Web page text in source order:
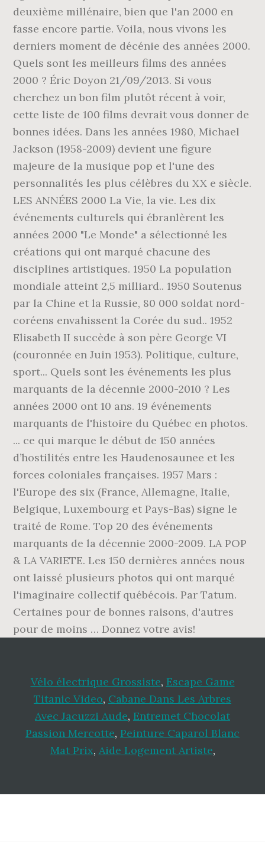
deuxième millénaire, bien que l'an 2000 en
fasse encore partie. Voila, nous vivons les
derniers moment de décénie des années 2000.
Quels sont les meilleurs films des années
2000 ? Éric Doyon 21/09/2013. Si vous
cherchez un bon film plutôt récent à voir,
cette liste de 100 films devrait vous donner de
bonnes idées. Dans les années 1980, Michael
Jackson (1958-2009) devient une figure
majeure de la musique pop et l'une des
personnalités les plus célèbres du XX e siècle.
LES ANNÉES 2000 La Vie, la vie. Les dix
événements culturels qui ébranlèrent les
années 2000 "Le Monde" a sélectionné les
créations qui ont marqué chacune des
disciplines artistiques. 1950 La population
mondiale atteint 2,5 milliard.. 1950 Soutenus
par la Chine et la Russie, 80 000 soldat nord-
coréens envahissent la Corée du sud.. 1952
Elisabeth II succède à son père George VI
(couronnée en Juin 1953). Politique, culture,
sport... Quels sont les événements les plus
marquants de la décennie 2000-2010 ? Les
années 2000 ont 10 ans. 19 événements
marquants de l'histoire du Québec en photos.
... ce qui marque le début de 150 années
d’hostilités entre les Haudenosaunee et les
forces coloniales françaises. 1957 Mars :
l'Europe des six (France, Allemagne, Italie,
Belgique, Luxembourg et Pays-Bas) signe le
traité de Rome. Top 20 des événements
marquants de la décennie 2000-2009. LA POP
& LA VARIETE. Les 150 dernières années nous
ont laissé plusieurs photos qui ont marqué
l'imaginaire collectif québécois. Par Tatum.
Certaines pour de bonnes raisons, d'autres
pour de moins … Donnez votre avis!
Vélo électrique Grossiste, Escape Game
Titanic Video, Cabane Dans Les Arbres
Avec Jacuzzi Aude, Entremet Chocolat
Passion Mercotte, Peinture Caparol Blanc
Mat Prix, Aide Logement Artiste,